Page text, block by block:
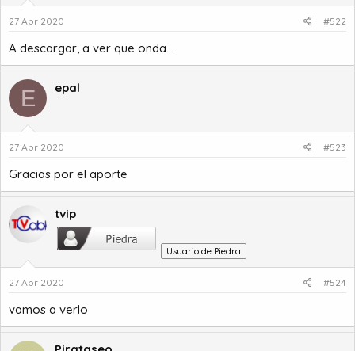
27 Abr 2020 #522
A descargar, a ver que onda...
E epal
27 Abr 2020 #523
Gracias por el aporte
tvip
Usuario de Piedra
27 Abr 2020 #524
vamos a verlo